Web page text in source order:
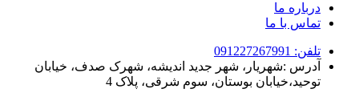
درباره ما
تماس با ما
تلفن: 091227267991
آدرس :شهریار، شهر جدید اندیشه، شهرک صدف، خیابان
توحید،خیابان بوستان، سوم شرقی، پلاک 4